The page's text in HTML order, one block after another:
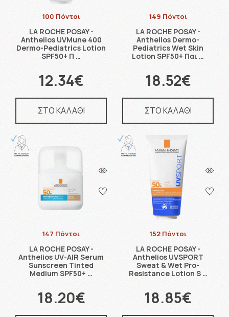
100 Πόντοι
LA ROCHE POSAY -
Anthelios UVMune 400
Dermo-Pediatrics Lotion
SPF50+ Π …
12.34€
ΣΤΟ ΚΑΛΑΘΙ
149 Πόντοι
LA ROCHE POSAY -
Anthelios Dermo-
Pediatrics Wet Skin
Lotion SPF50+ Παι …
18.52€
ΣΤΟ ΚΑΛΑΘΙ
147 Πόντοι
LA ROCHE POSAY -
Anthelios UV-AIR Serum
Sunscreen Tinted
Medium SPF50+ …
18.20€
152 Πόντοι
LA ROCHE POSAY -
Anthelios UVSPORT
Sweat & Wet Pro-
Resistance Lotion S …
18.85€